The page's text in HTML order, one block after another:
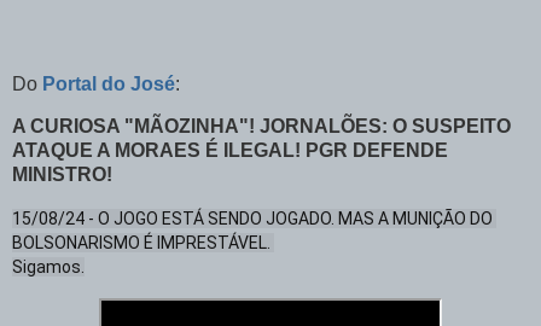
Do Portal do José:
A CURIOSA "MÃOZINHA"! JORNALÕES: O SUSPEITO
ATAQUE A MORAES É ILEGAL! PGR DEFENDE
MINISTRO!
15/08/24 - O JOGO ESTÁ SENDO JOGADO. MAS A MUNIÇÃO DO
BOLSONARISMO É IMPRESTÁVEL.
Sigamos.